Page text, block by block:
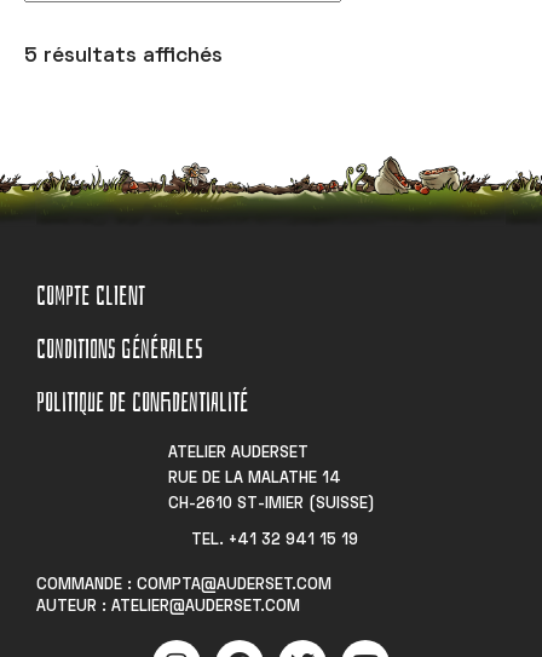
5 résultats affichés
COMPTE CLIENT
CONDITIONS GÉNÉRALES
POLITIQUE DE CONFIDENTIALITÉ
ATELIER AUDERSET
RUE DE LA MALATHE 14
CH-2610 ST-IMIER (SUISSE)
TEL. +41 32 941 15 19​
COMMANDE : COMPTA@AUDERSET.COM
AUTEUR : ATELIER@AUDERSET.COM